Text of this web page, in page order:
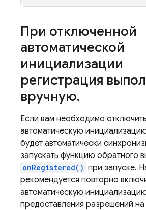
При отключенной
автоматической
инициализации
регистрация
вручную.
Если вам необходимо отключить
автоматическую
будет автоматически
запускать функцию обратного
onRegistered() при запуске.
рекомендуется повторно
автоматическую
предоставления разрешений